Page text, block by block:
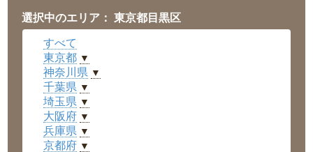
選択中のエリア： 東京都目黒区
すべて
東京都 ▼
神奈川県 ▼
千葉県 ▼
埼玉県 ▼
大阪府 ▼
兵庫県 ▼
京都府 ▼